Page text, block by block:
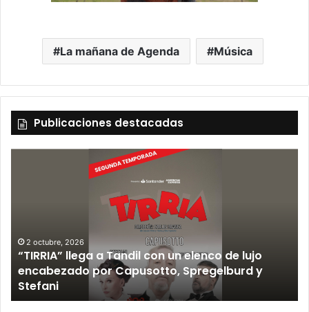
La mañana de Agenda Música
Publicaciones destacadas
12 septiembre, 2026
Los Fabulosos Cadillacs anunciaron su show en
Tandil y ya están a la venta las entradas